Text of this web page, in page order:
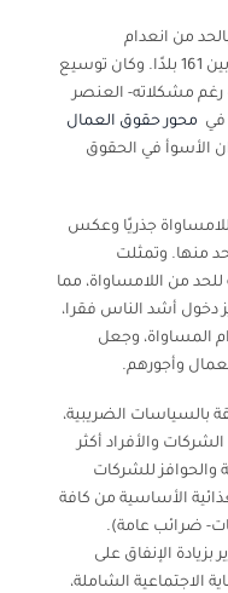
من انعدام
المساواة لعام 2022 عند الرقم 87 من بين 161 بلدًا. وكان توسيع
رغم مشكلاته- العنصر
في محور حقوق العمال
الأسوأ في الحقوق
جذريًا وعكس
منها. وتمثلت
من اللامساواة، مما
دخول أشد الناس فقرا،
المساواة، وجعل
وأجورهم.
بالسياسات الضريبية،
والأفراد أكثر
والحوافز للشركات
الأساسية من كافة
ضرائب عامة).
بزيادة الإنفاق على
الاجتماعية الشاملة،